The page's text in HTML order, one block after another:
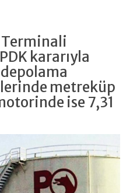
kararıyla
metreküp
ise 7,31